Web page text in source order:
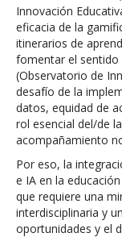
Innovación
eficacia de la
itinerarios de
fomentar el sentido
(Observatorio de
desafío de la
datos, equidad de
rol esencial del/de
acompañamiento
Por eso, la
e IA en la
que requiere una
interdisciplinaria y
oportunidades y el